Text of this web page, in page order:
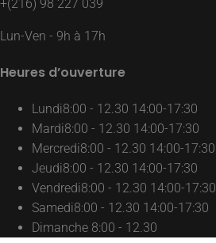
+(216) 98 227 039
Lun-Ven - 9h à 17h
Heures d’ouverture
Lundi8:00 - 12.30 14:00-17:30
Mardi8:00 - 12.30 14:00-17:30
Mercredi8:00 - 12.30 14:00-17:30
Jeudi8:00 - 12.30 14:00-17:30
Vendredi8:00 - 12.30 14:00-17:30
Samedi8:00 - 12.30 14:00-17:30
Dimanche 8:00 - 12.30